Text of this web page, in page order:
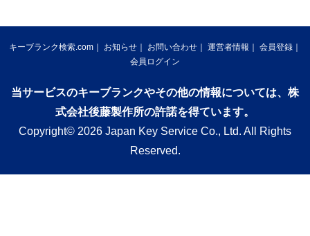
キーブランク検索.com お知らせ お問い合わせ 運営者情報
会員登録
会員ログイン
当サービスのキーブランクやその他の情報については、株
式会社後藤製作所の許諾を得ています。
Copyright© 2026 Japan Key Service Co., Ltd. All Rights
Reserved.